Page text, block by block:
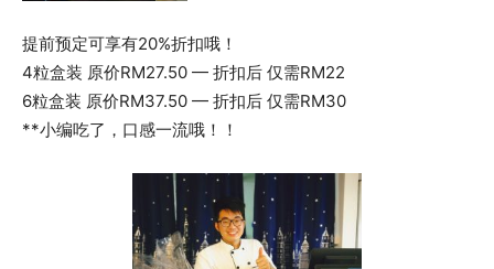
提前预定可享有20%折扣哦！
4粒盒装 原价RM27.50 — 折扣后 仅需RM22
6粒盒装 原价RM37.50 — 折扣后 仅需RM30
**小编吃了，口感一流哦！！